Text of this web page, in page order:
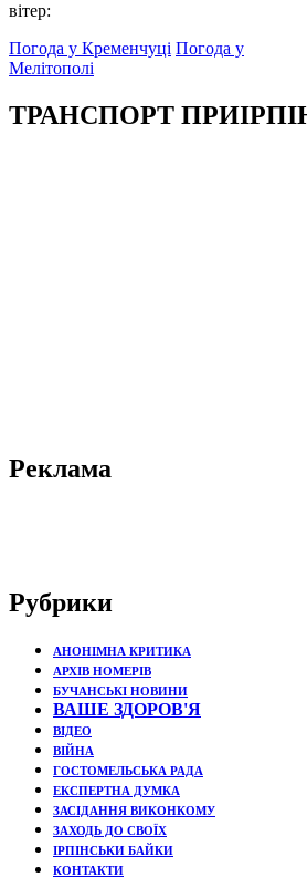
вітер:
Погода у Кременчуці Погода у
Мелітополі
ТРАНСПОРТ
Реклама
Рубрики
АНОНІМНА КРИТИКА
АРХІВ НОМЕРІВ
БУЧАНСЬКІ НОВИНИ
ВАШЕ ЗДОРОВ'Я
ВІДЕО
ВІЙНА
ГОСТОМЕЛЬСЬКА РАДА
ЕКСПЕРТНА ДУМКА
ЗАСІДАННЯ ВИКОНКОМУ
ЗАХОДЬ ДО СВОЇХ
ІРПІНСЬКИ БАЙКИ
КОНТАКТИ